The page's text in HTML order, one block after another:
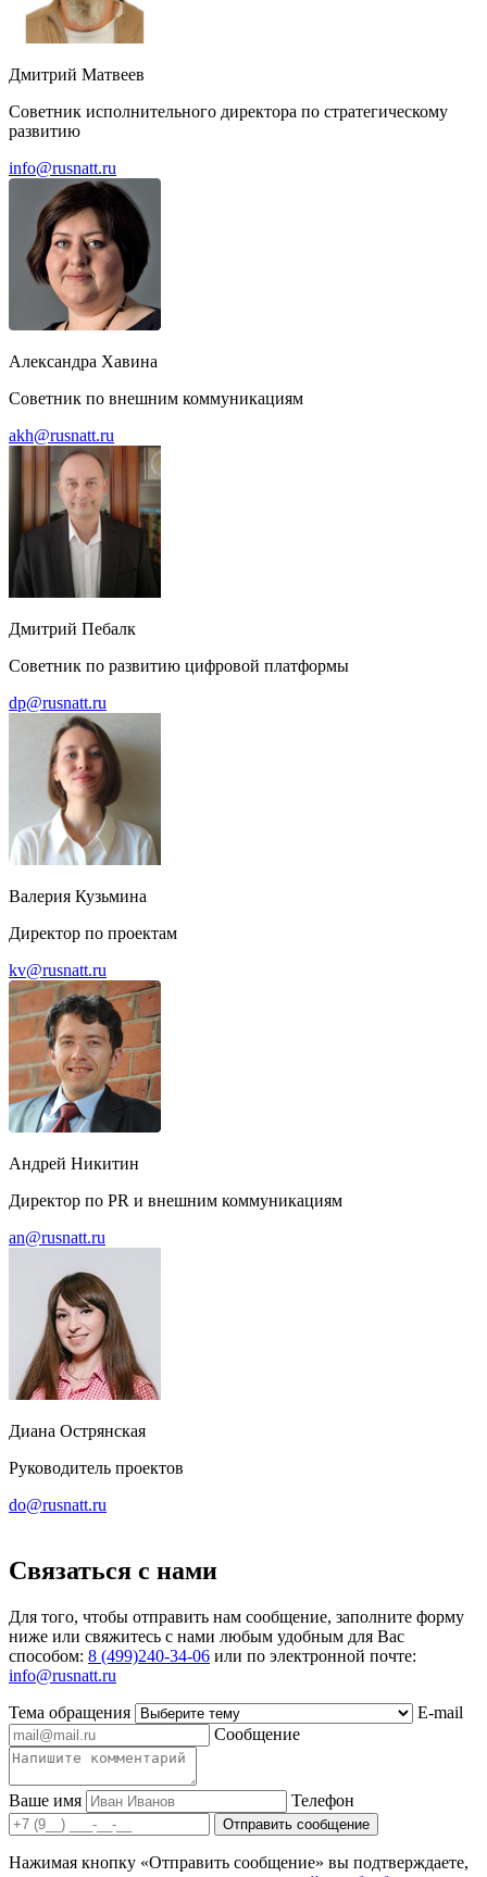
Дмитрий Матвеев
Советник исполнительного директора по стратегическому
развитию
info@rusnatt.ru
Александра Хавина
Советник по внешним коммуникациям
akh@rusnatt.ru
Дмитрий Пебалк
Cоветник по развитию цифровой платформы
dp@rusnatt.ru
Валерия Кузьмина
Директор по проектам
kv@rusnatt.ru
Андрей Никитин
Директор по PR и внешним коммуникациям
an@rusnatt.ru
Диана Острянская
Руководитель проектов
do@rusnatt.ru
Связаться с нами
Для того, чтобы отправить нам сообщение, заполните форму
ниже или свяжитесь с нами любым удобным для Вас
способом: 8 (499)240-34-06 или по электронной почте:
info@rusnatt.ru
Тема обращения
E-mail
Сообщение
Ваше имя Телефон
Нажимая кнопку «Отправить сообщение» вы подтверждаете,